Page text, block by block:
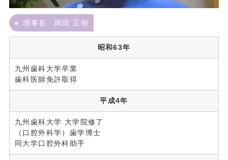
理事長 岡田 正明
昭和63年
九州歯科大学卒業
歯科医師免許取得
平成4年
九州歯科大学 大学院修了
（口腔外科学）歯学博士
同大学口腔外科助手